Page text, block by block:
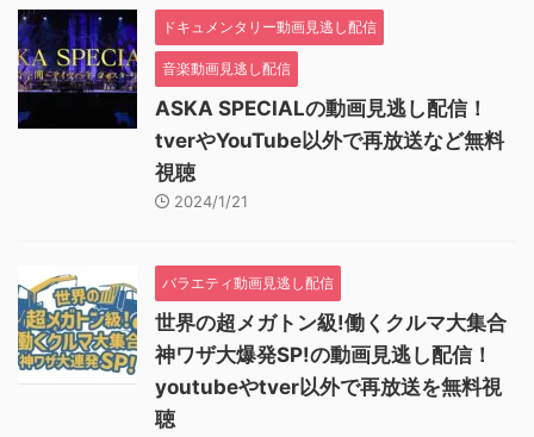
ドキュメンタリー動画見逃し配信
音楽動画見逃し配信
ASKA SPECIALの動画見逃し配信！
tverやYouTube以外で再放送など無料
視聴
2024/1/21
バラエティ動画見逃し配信
世界の超メガトン級!働くクルマ大集合
神ワザ大爆発SP!の動画見逃し配信！
youtubeやtver以外で再放送を無料視
聴